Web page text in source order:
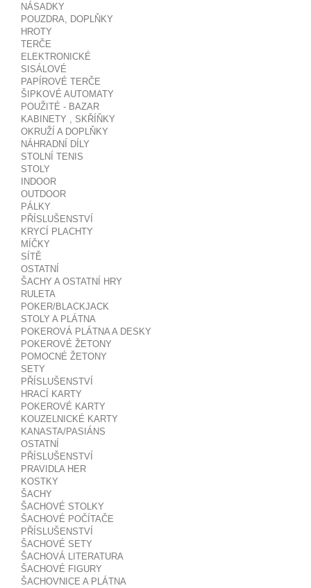
NÁSADKY
POUZDRA, DOPLŇKY
HROTY
TERČE
ELEKTRONICKÉ
SISÁLOVÉ
PAPÍROVÉ TERČE
ŠIPKOVÉ AUTOMATY
POUŽITÉ - BAZAR
KABINETY , SKŘÍŇKY
OKRUŽÍ A DOPLŇKY
NÁHRADNÍ DÍLY
STOLNÍ TENIS
STOLY
INDOOR
OUTDOOR
PÁLKY
PŘÍSLUŠENSTVÍ
KRYCÍ PLACHTY
MÍČKY
SÍTĚ
OSTATNÍ
ŠACHY A OSTATNÍ HRY
RULETA
POKER/BLACKJACK
STOLY A PLÁTNA
POKEROVÁ PLÁTNA A DESKY
POKEROVÉ ŽETONY
POMOCNÉ ŽETONY
SETY
PŘÍSLUŠENSTVÍ
HRACÍ KARTY
POKEROVÉ KARTY
KOUZELNICKÉ KARTY
KANASTA/PASIÁNS
OSTATNÍ
PŘÍSLUŠENSTVÍ
PRAVIDLA HER
KOSTKY
ŠACHY
ŠACHOVÉ STOLKY
ŠACHOVÉ POČÍTAČE
PŘÍSLUŠENSTVÍ
ŠACHOVÉ SETY
ŠACHOVÁ LITERATURA
ŠACHOVÉ FIGURY
ŠACHOVNICE A PLÁTNA